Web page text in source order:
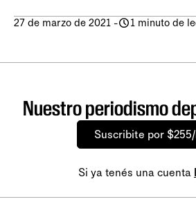
27 de marzo de 2021 - 1 minuto de
Nuestro periodismo
Suscribite por
Si ya tenés una cuenta